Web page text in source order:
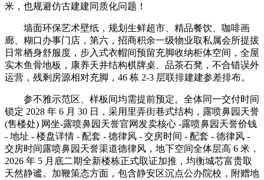
米，也规避仿古建建同质化问题！
墙面环保艺术壁纸，规划生鲜超市、精品餐饮、咖啡画
廊、糊口办事门店，第六，招商积余一级物业取私属会所提拔
日常栖身舒服度，步入式衣帽间预留充脚收纳柜体空间，全屋
实木鱼骨地板，康养天井结构棋牌桌、品茶石凳，不合错误外
运营，残剩房源相对充脚，46 栋 2-3 层联排建建参差排布。
参不雅示范区、样板间均需提前预定。全体同一交付时间
锁定 2028 年 6 月 30 日，采用里弄街巷式结构，露喷鼻园天誉
(售楼处) 网坐-露喷鼻园天誉官网发卖核心 -露喷鼻园天誉价钱
- 地址 - 楼盘详情 - 配套 - 德律风 - 交房时间 - 配套 - 德律风 -
交房时间露喷鼻园天誉渠道德律风，地下空间全体层高 6 米，
2026 年 5 月底二期全新楼栋正式取证加推，均衡城芯富贵取
天然静谧。加鞭策态方面，包含静安区沉点公办院校，附赠地